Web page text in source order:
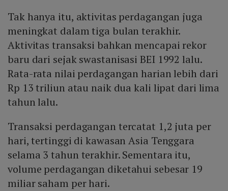
Tak hanya itu, aktivitas perdagangan juga
meningkat dalam tiga bulan terakhir.
Aktivitas transaksi bahkan mencapai rekor
baru dari sejak swastanisasi BEI 1992 lalu.
Rata-rata nilai perdagangan harian lebih dari
Rp 13 triliun atau naik dua kali lipat dari lima
tahun lalu.
Transaksi perdagangan tercatat 1,2 juta per
hari, tertinggi di kawasan Asia Tenggara
selama 3 tahun terakhir. Sementara itu,
volume perdagangan diketahui sebesar 19
miliar saham per hari.